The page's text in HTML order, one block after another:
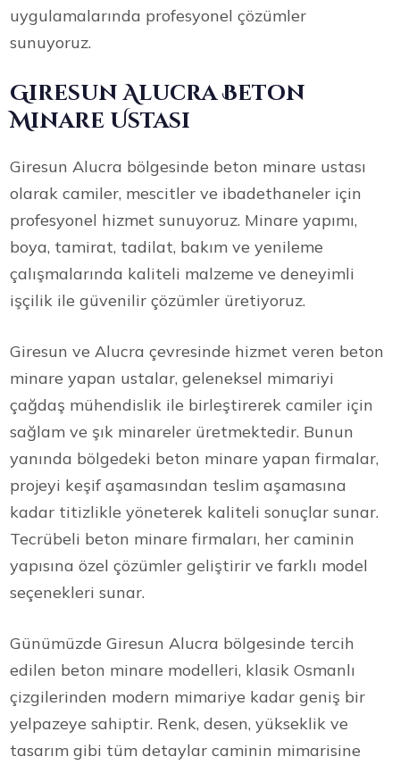
uygulamalarında profesyonel çözümler
sunuyoruz.
Giresun Alucra Beton
Minare Ustası
Giresun Alucra bölgesinde beton minare ustası
olarak camiler, mescitler ve ibadethaneler için
profesyonel hizmet sunuyoruz. Minare yapımı,
boya, tamirat, tadilat, bakım ve yenileme
çalışmalarında kaliteli malzeme ve deneyimli
işçilik ile güvenilir çözümler üretiyoruz.
Giresun ve Alucra çevresinde hizmet veren beton
minare yapan ustalar, geleneksel mimariyi
çağdaş mühendislik ile birleştirerek camiler için
sağlam ve şık minareler üretmektedir. Bunun
yanında bölgedeki beton minare yapan firmalar,
projeyi keşif aşamasından teslim aşamasına
kadar titizlikle yöneterek kaliteli sonuçlar sunar.
Tecrübeli beton minare firmaları, her caminin
yapısına özel çözümler geliştirir ve farklı model
seçenekleri sunar.
Günümüzde Giresun Alucra bölgesinde tercih
edilen beton minare modelleri, klasik Osmanlı
çizgilerinden modern mimariye kadar geniş bir
yelpazeye sahiptir. Renk, desen, yükseklik ve
tasarım gibi tüm detaylar caminin mimarisine